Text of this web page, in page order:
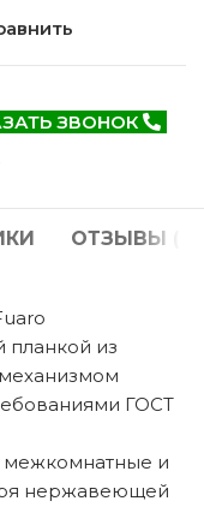
ЗВОНОК
ОТЗЫВЫ (0)
планкой из
ГОСТ
межкомнатные и
нержавеющей